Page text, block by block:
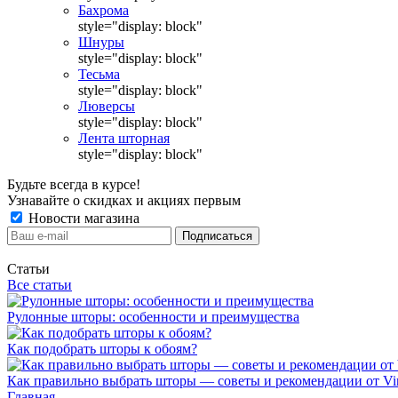
Бахрома
style="display: block"
Шнуры
style="display: block"
Тесьма
style="display: block"
Люверсы
style="display: block"
Лента шторная
style="display: block"
Будьте всегда в курсе!
Узнавайте о скидках и акциях первым
Новости магазина
Статьи
Все статьи
Рулонные шторы: особенности и преимущества
Как подобрать шторы к обоям?
Как правильно выбрать шторы — советы и рекомендации от